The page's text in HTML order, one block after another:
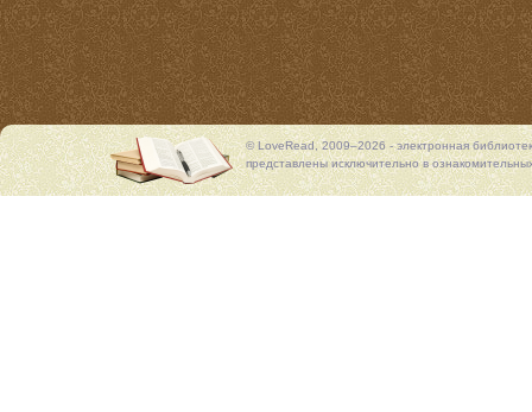
© LoveRead, 2009–2026 - электронная
представлены исключительно в